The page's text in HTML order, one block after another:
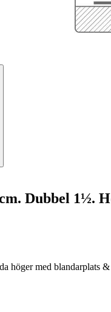
Dubbel 1½.
höger med blandarplats